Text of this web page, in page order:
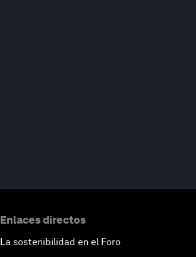
Enlaces directos
La sostenibilidad en el Foro